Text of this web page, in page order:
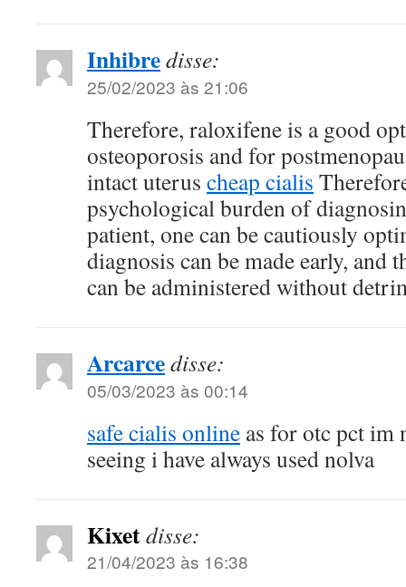
Inhibredisse:
25/02/2023 às 21:06
Therefore, raloxifene is a good
osteoporosis and for
intact uterus cheap cialis
psychological burden of
patient, one can be cautiously
diagnosis can be made early, and
can be administered without
Arcarcedisse:
05/03/2023 às 00:14
safe cialis online as for otc pct im
seeing i have always used nolva
Kixetdisse:
21/04/2023 às 16:38